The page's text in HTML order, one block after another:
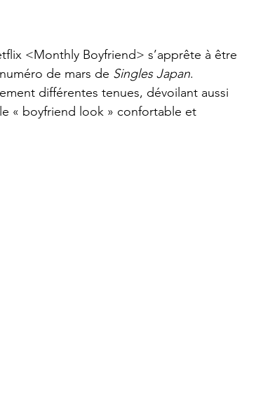
<Monthly Boyfriend> s’apprête à être
de mars de Singles Japan.
différentes tenues, dévoilant aussi
« boyfriend look » confortable et